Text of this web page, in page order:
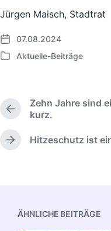
Jürgen Maisch, Stadtrat
Veröffentlichungsdatum
07.08.2024
Veröffentlicht
Aktuelle-Beiträge
Vorheriger
Zehn Jahre sind
kurz.
NächsterHitzeschutz ist
ÄHNLICHE BEITRÄGE